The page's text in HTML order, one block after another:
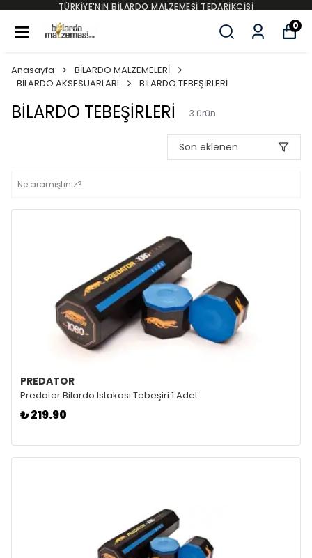
TÜRKİYE'NİN BİLARDO MALZEMESİ TEDARİKÇİSİ
0
Anasayfa
BİLARDO MALZEMELERİ
BİLARDO AKSESUARLARI
BİLARDO TEBEŞİRLERİ
BİLARDO TEBEŞİRLERİ 3 ürün
Son eklenen
PREDATOR
Predator Bilardo Istakası Tebeşiri 1 Adet
₺ 219.90